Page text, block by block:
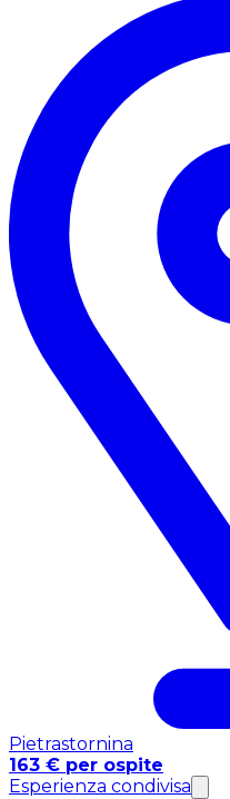
Pietrastornina
163 € per ospite
Esperienza condivisa